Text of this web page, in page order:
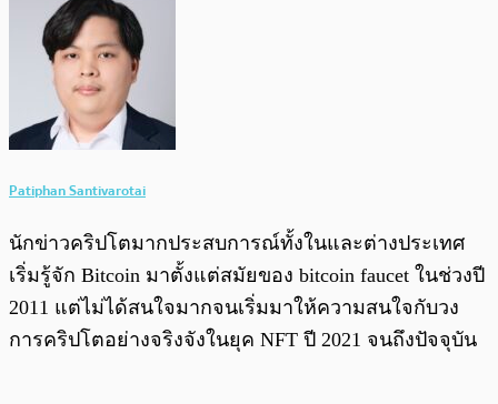
Patiphan Santivarotai
นักข่าวคริปโตมากประสบการณ์ทั้งในและต่างประเทศ
เริ่มรู้จัก Bitcoin มาตั้งแต่สมัยของ bitcoin faucet ในช่วงปี
2011 แต่ไม่ได้สนใจมากจนเริ่มมาให้ความสนใจกับวง
การคริปโตอย่างจริงจังในยุค NFT ปี 2021 จนถึงปัจจุบัน